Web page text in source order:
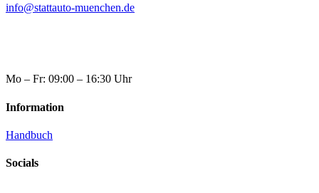
info@stattauto-muenchen.de
Mo – Fr: 09:00 – 16:30 Uhr
Information
Handbuch
Socials